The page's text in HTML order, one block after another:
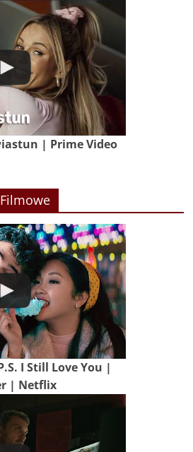
| Prime Video
I Still Love You |
| Netflix